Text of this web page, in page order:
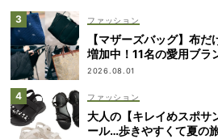
ファッション
【マザーズバッグ】布
増加中！11名の愛用ブラ
2026.08.01
ファッション
大人の【キレイめスポサ
ール…歩きやすくて夏の